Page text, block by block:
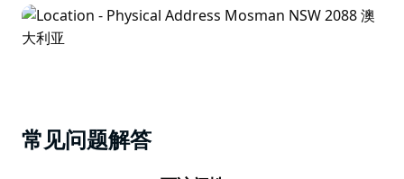
常见问题解答